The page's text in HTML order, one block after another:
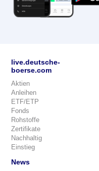
live.deutsche-
boerse.com
Aktien
Anleihen
ETF/ETP
Fonds
Rohstoffe
Zertifikate
Nachhaltig
Einstieg
News